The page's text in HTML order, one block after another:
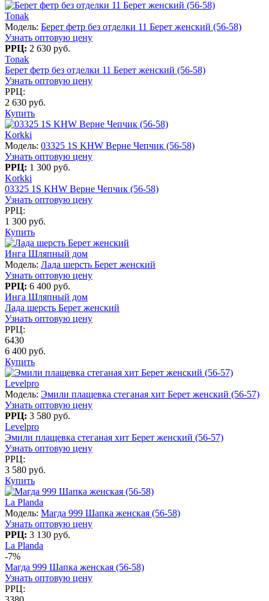
Tonak
Модель: Берет фетр без отделки 11 Берет женский (56-58)
Узнать оптовую цену
РРЦ: 2 630 руб.
Tonak
Берет фетр без отделки 11 Берет женский (56-58)
Узнать оптовую цену
РРЦ:
2 630 руб.
Купить
Korkki
Модель: 03325 1S KHW Верне Чепчик (56-58)
Узнать оптовую цену
РРЦ: 1 300 руб.
Korkki
03325 1S KHW Верне Чепчик (56-58)
Узнать оптовую цену
РРЦ:
1 300 руб.
Купить
Инга Шляпный дом
Модель: Лада шерсть Берет женский
Узнать оптовую цену
РРЦ: 6 400 руб.
Инга Шляпный дом
Лада шерсть Берет женский
Узнать оптовую цену
РРЦ:
6430
6 400 руб.
Купить
Levelpro
Модель: Эмили плащевка стеганая хит Берет женский (56-57)
Узнать оптовую цену
РРЦ: 3 580 руб.
Levelpro
Эмили плащевка стеганая хит Берет женский (56-57)
Узнать оптовую цену
РРЦ:
3 580 руб.
Купить
La Planda
Модель: Магда 999 Шапка женская (56-58)
Узнать оптовую цену
РРЦ: 3 130 руб.
La Planda
-7%
Магда 999 Шапка женская (56-58)
Узнать оптовую цену
РРЦ: